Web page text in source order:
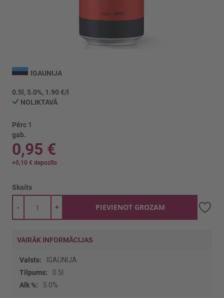
uz
sākumu
IGAUNIJA
0.5l, 5.0%, 1.90 €/l
NOLIKTAVĀ
Pērc 1
gab.
0,95 €
+0,10 € depozīts
Skaits
+
- PIEVIENOT GROZAM
VAIRĀK INFORMĀCIJAS
Vairāk
informācijas
IGAUNIJA
0.5l
5.0%